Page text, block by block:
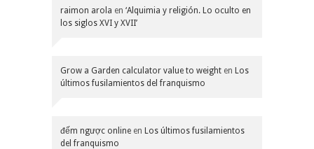
raimon arola en ‘Alquimia y religión. Lo oculto en
los siglos XVI y XVII’
Grow a Garden calculator value to weight en Los
últimos fusilamientos del franquismo
đếm ngược online en Los últimos fusilamientos
del franquismo